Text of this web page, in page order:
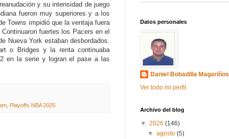
y su intensidad de juego
fueron muy superiores y a los
Towns impidió que la ventaja fuera
fuertes los Pacers en el
Nueva York estaban desbordados.
o Bridges y la renta continuaba
en la serie y logran el pase a las
Playoffs NBA 2025
Datos personales
Daniel Bobadilla Magariños
Ver todo mi perfil
Archivo del blog
▼ 2026 (146)
▼agosto(5)